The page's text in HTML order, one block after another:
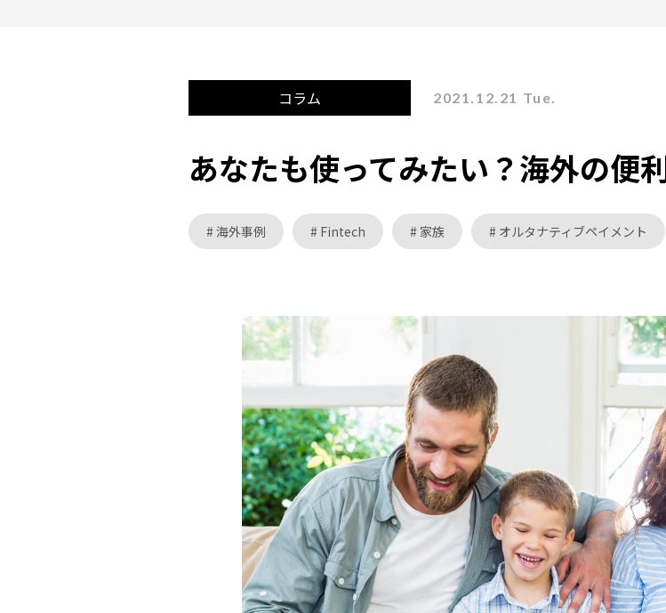
コラム 2021.12.21 Tue.
あなたも使ってみたい？海外の便
海外事例 Fintech 家族 オルタナティブペイメント